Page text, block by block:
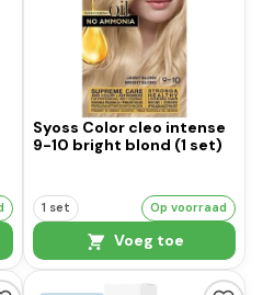
Syoss Color cleo intense
9-10 bright blond (1 set)
1 set Op voorraad
Voeg toe